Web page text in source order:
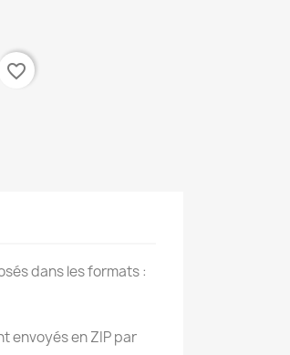
favorite_border
dans les formats :
envoyés en ZIP par